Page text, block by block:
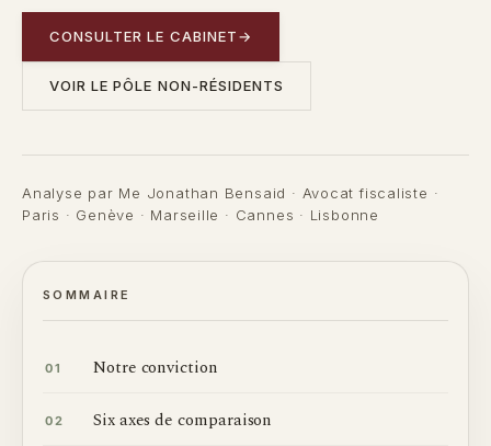
CONSULTER LE CABINET→
VOIR LE PÔLE NON-RÉSIDENTS
Analyse par Me Jonathan Bensaid · Avocat fiscaliste ·
Paris · Genève · Marseille · Cannes · Lisbonne
SOMMAIRE
01 Notre conviction
02 Six axes de comparaison